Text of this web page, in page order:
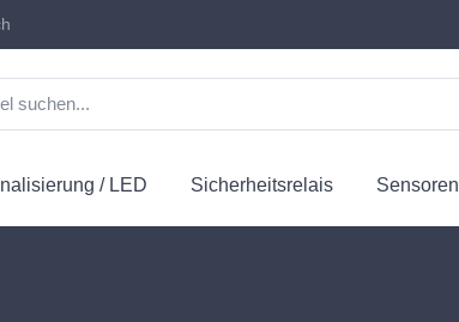
/ LED Sicherheitsrelais Sensoren